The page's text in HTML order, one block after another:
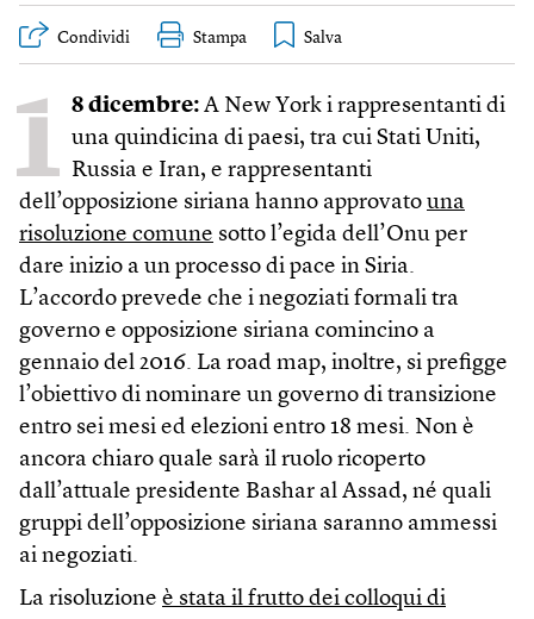
Condividi Stampa
1 8 dicembre: A New York i rappresentanti di
una quindicina di paesi, tra cui Stati Uniti,
Russia e Iran, e rappresentanti
dell’opposizione siriana hanno approvato una
risoluzione comune sotto l’egida dell’Onu per
dare inizio a un processo di pace in Siria.
L’accordo prevede che i negoziati formali tra
governo e opposizione siriana comincino a
gennaio del 2016. La road map, inoltre, si prefigge
l’obiettivo di nominare un governo di transizione
entro sei mesi ed elezioni entro 18 mesi. Non è
ancora chiaro quale sarà il ruolo ricoperto
dall’attuale presidente Bashar al Assad, né quali
gruppi dell’opposizione siriana saranno ammessi
ai negoziati.
La risoluzione è stata il frutto dei colloqui di